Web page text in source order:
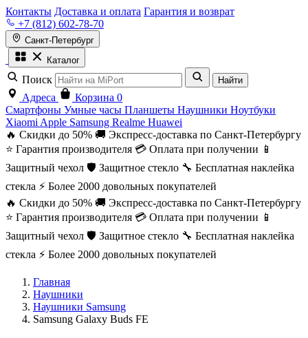
Контакты Доставка и оплата Гарантия и возврат
+7 (812) 602-78-70
Санкт-Петербург
Каталог
Поиск Найти
Адреса Корзина 0
Смартфоны Умные часы Планшеты Наушники Ноутбуки
Xiaomi Apple Samsung Realme Huawei
🔥 Скидки до 50% 🚚 Экспресс-доставка по Санкт-Петербургу
⭐ Гарантия производителя 💳 Оплата при получении 📱
Защитный чехол 🛡️ Защитное стекло 🔧 Бесплатная наклейка
стекла ⚡ Более 2000 довольных покупателей
🔥 Скидки до 50% 🚚 Экспресс-доставка по Санкт-Петербургу
⭐ Гарантия производителя 💳 Оплата при получении 📱
Защитный чехол 🛡️ Защитное стекло 🔧 Бесплатная наклейка
стекла ⚡ Более 2000 довольных покупателей
Главная
Наушники
Наушники Samsung
Samsung Galaxy Buds FE